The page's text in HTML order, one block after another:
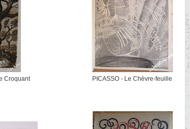
PICASSO - Le Chèvre-feuille
Croquant